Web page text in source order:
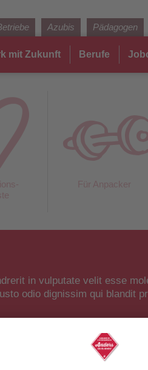
Azubis Pädagogen
mit Zukunft Berufe
Für Anpacker
in vulputate velit esse
odio dignissim qui blandit